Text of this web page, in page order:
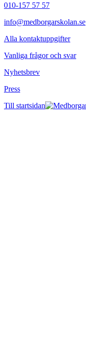
010-157 57 57
info@medborgarskolan.se
Alla kontaktuppgifter
Vanliga frågor och svar
Nyhetsbrev
Press
Till startsidan